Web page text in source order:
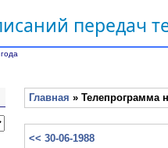
передач
Главная » Телепрограмма
<< 30-06-1988